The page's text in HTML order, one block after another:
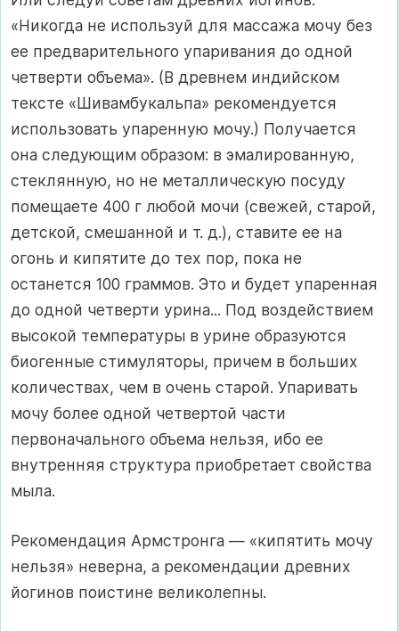
«Никогда не используй для массажа мочу без
ее предварительного упаривания до одной
четверти объема». (В древнем индийском
тексте «Шивамбукальпа» рекоменду­ется
использовать упаренную мочу.) Получается
она следующим об­разом: в эмалированную,
стеклянную, но не металлическую посуду
помещаете 400 г любой мочи (свежей, старой,
детской, смешанной и т. д.), ставите ее на
огонь и кипятите до тех пор, пока не
останется 100 граммов. Это и будет упаренная
до одной четверти урина... Под воздействием
высокой температуры в урине образуются
биогенные стимуляторы, причем в больших
количествах, чем в очень старой. Упаривать
мочу более одной четвертой части
первоначального объема нельзя, ибо ее
внутренняя структура приобретает свойства
мыла.
Рекомендация Армстронга — «кипятить мочу
нельзя» неверна, а рекомендации древних
йогинов поистине великолепны.